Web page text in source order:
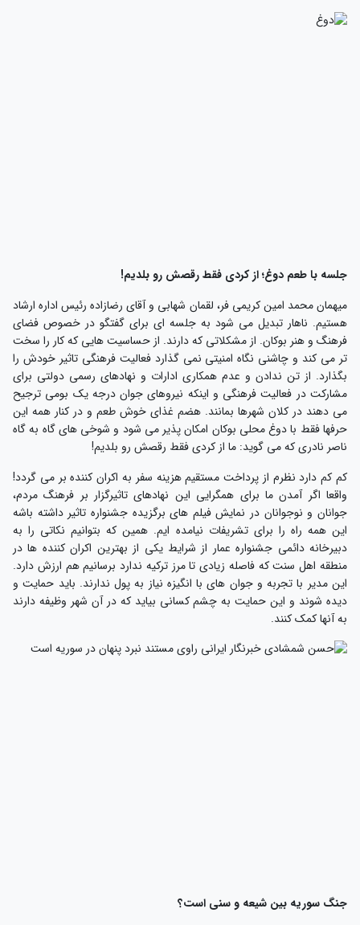
با طعم دوغ؛ از کردی فقط رقصش رو بلدیم!
محمد امین کریمی فر، لقمان شهابی و آقای رضازاده رئیس اداره ارشاد
ناهار تبدیل می شود به جلسه ای برای گفتگو در خصوص فضای
و هنر بوکان. از مشکلاتی که دارند. از حساسیت هایی که کار را سخت
می کند و چاشنی نگاه امنیتی نمی گذارد فعالیت فرهنگی تاثیر خودش را
از تن ندادن و عدم همکاری ادارات و نهادهای رسمی دولتی برای
در فعالیت فرهنگی و اینکه نیروهای جوان درجه یک بومی ترجیح
دهند در کلان شهرها بمانند. هضم غذای خوش طعم و در کنار همه این
فقط با دوغ محلی بوکان امکان پذیر می شود و شوخی های گاه به گاه
نادری که می گوید: ما از کردی فقط رقصش رو بلدیم!
کم دارد نظرم از پرداخت مستقیم هزینه سفر به اکران کننده بر می گردد!
اگر آمدن ما برای همگرایی این نهادهای تاثیرگزار بر فرهنگ مردم،
و نوجوانان در نمایش فیلم های برگزیده جشنواره تاثیر داشته باشه
همه راه را برای تشریفات نیامده ایم. همین که بتوانیم نکاتی را به
دائمی جشنواره عمار از شرایط یکی از بهترین اکران کننده ها در
اهل سنت که فاصله زیادی تا مرز ترکیه ندارد برسانیم هم ارزش دارد.
مدیر با تجربه و جوان های با انگیزه نیاز به پول ندارند. باید حمایت و
شوند و این حمایت به چشم کسانی بیاید که در آن شهر وظیفه دارند
آنها کمک کنند.
سوریه بین شیعه و سنی است؟